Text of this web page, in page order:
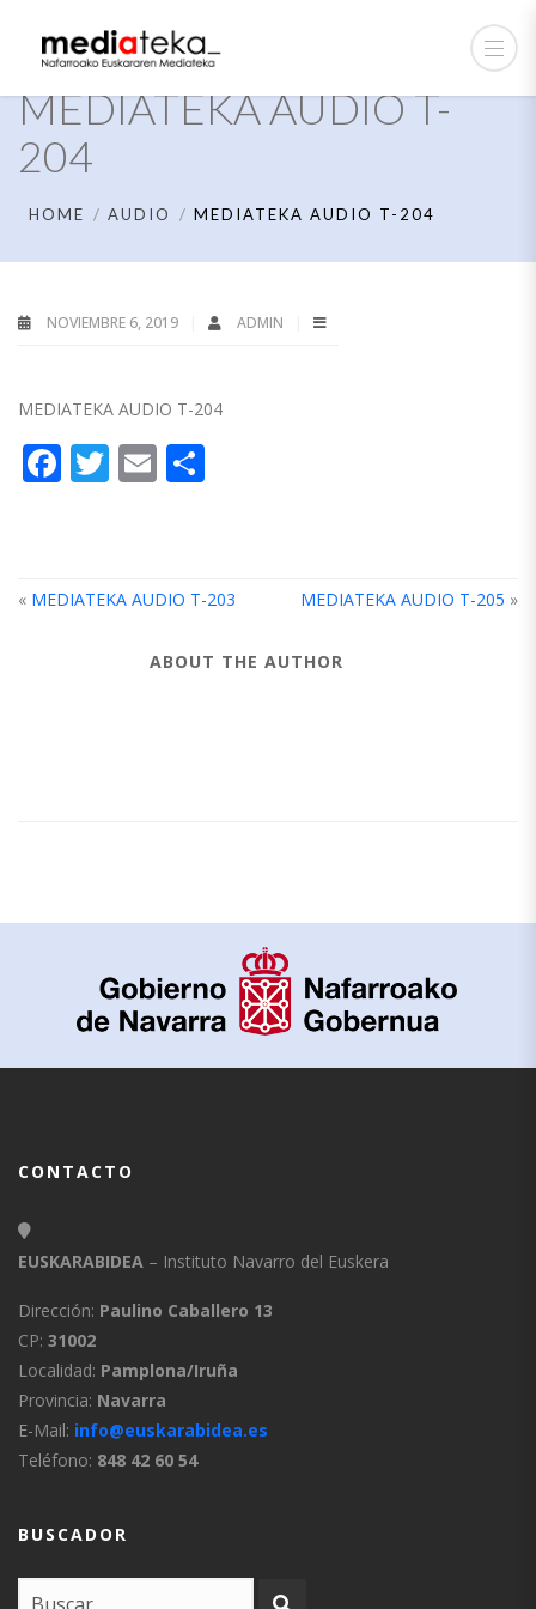
MEDIATEKA AUDIO T-
204
HOME AUDIO MEDIATEKA AUDIO T-204
NOVIEMBRE 6, 2019 ADMIN
MEDIATEKA AUDIO T-204
Facebook
Twitter
Email
« MEDIATEKA AUDIO T-203 MEDIATEKA AUDIO T-205 »
ABOUT THE AUTHOR
CONTACTO
EUSKARABIDEA – Instituto Navarro del Euskera
Dirección: Paulino Caballero 13
CP: 31002
Localidad: Pamplona/Iruña
Provincia: Navarra
E-Mail: info@euskarabidea.es
Teléfono: 848 42 60 54
BUSCADOR